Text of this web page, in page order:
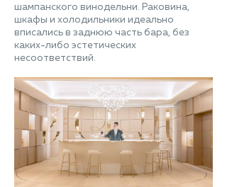
шампанского винодельни. Раковина,
шкафы и холодильники идеально
вписались в заднюю часть бара, без
каких-либо эстетических
несоответствий.